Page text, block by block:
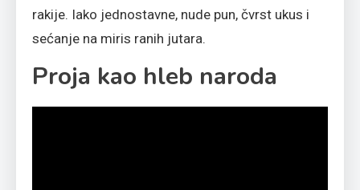
rakije. Iako jednostavne, nude pun, čvrst ukus i
sećanje na miris ranih jutara.
Proja kao hleb naroda